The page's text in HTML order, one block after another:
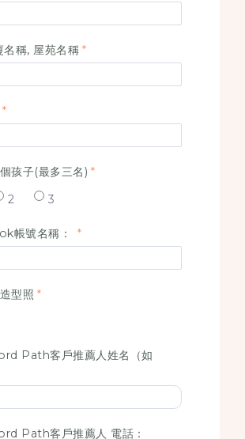
名稱, 屋苑名稱
孩子(最多三名)
2 3
帳號名稱：
型照
Path客戶推薦人姓名（如
Path客戶推薦人 電話：